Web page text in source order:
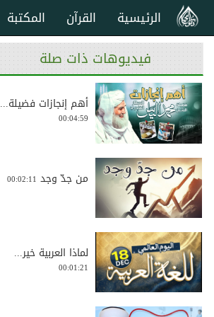
المكتبة القرآن الرئيسية
فيديوهات ذات صلة
أهم إنجازات فضيلة...
00:04:59
من جدّ وجد 00:02:11
لماذا العربية خير...
00:01:21